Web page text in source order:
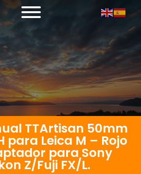
TTArtisan 50mm
para Leica M – Rojo
para Sony
Z/Fuji FX/L.